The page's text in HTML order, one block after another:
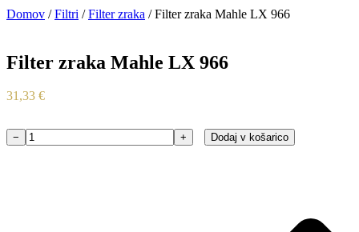
Domov /Filtri /Filter zraka / Filter zraka Mahle LX 966
Filter zraka Mahle LX 966
31,33 €
Filter
− + Dodaj v košarico